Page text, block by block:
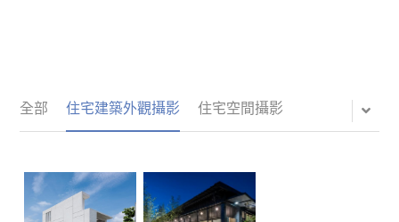
服務流程
Facebook
IG
全部 住宅建築外觀攝影 住宅空間攝影